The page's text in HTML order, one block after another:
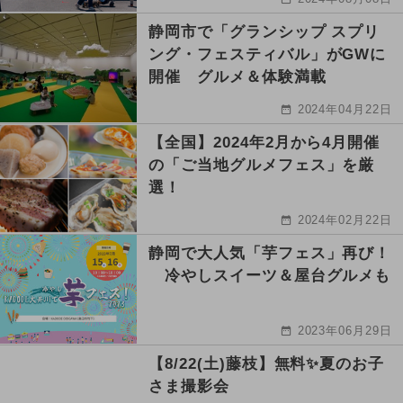
静岡市で「グランシップ スプリ
ング・フェスティバル」がGWに
開催 グルメ＆体験満載
2024年04月22日
【全国】2024年2月から4月開催
の「ご当地グルメフェス」を厳
選！
2024年02月22日
静岡で大人気「芋フェス」再び！
冷やしスイーツ＆屋台グルメも
2023年06月29日
【8/22(土)藤枝】無料✨夏のお子
さま撮影会